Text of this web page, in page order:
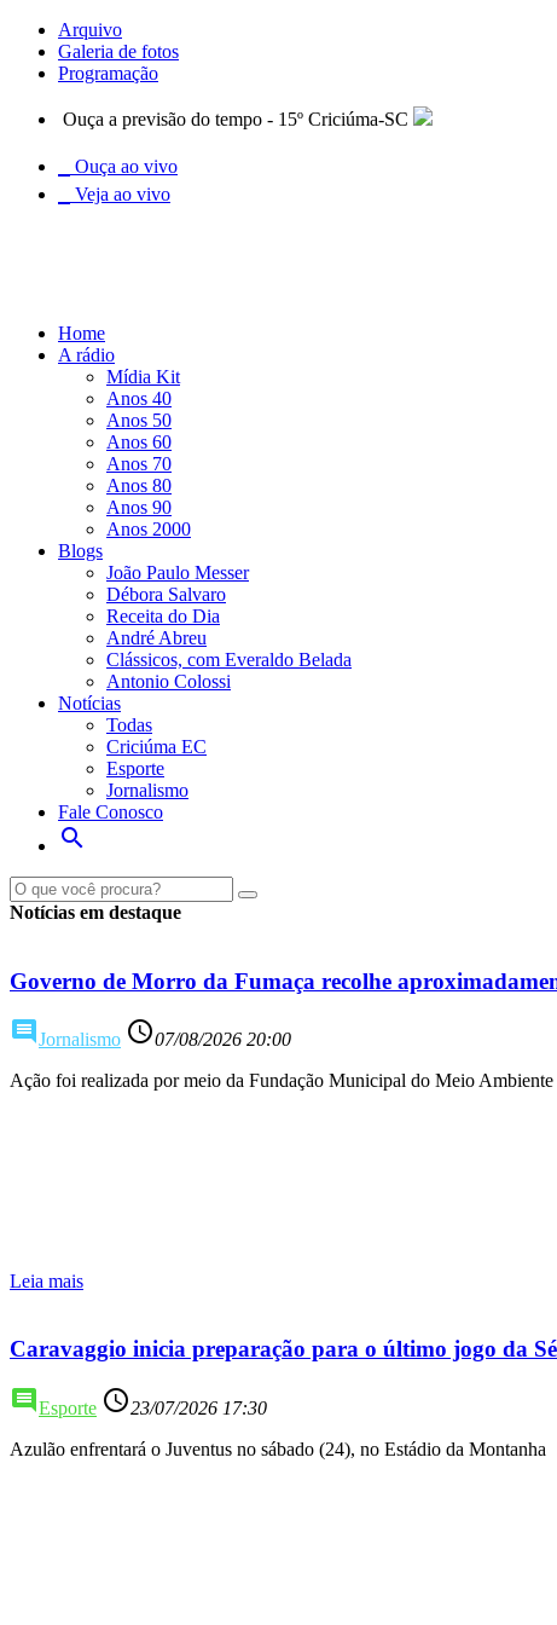
Arquivo
Galeria de fotos
Programação
Ouça a previsão do tempo - 15º Criciúma-SC
Ouça ao vivo
Veja ao vivo
Home
A rádio
Mídia Kit
Anos 40
Anos 50
Anos 60
Anos 70
Anos 80
Anos 90
Anos 2000
Blogs
João Paulo Messer
Débora Salvaro
Receita do Dia
André Abreu
Clássicos, com Everaldo Belada
Antonio Colossi
Notícias
Todas
Criciúma EC
Esporte
Jornalismo
Fale Conosco
search
Notícias em destaque
Governo de Morro da Fumaça recolhe
comment Jornalismo access_time07/08/2026 20:00
Ação foi realizada por meio da Fundação Municipal do Meio
Leia mais
Caravaggio inicia preparação para o último jogo da
comment Esporte access_time23/07/2026 17:30
Azulão enfrentará o Juventus no sábado (24), no Estádio da Montanha